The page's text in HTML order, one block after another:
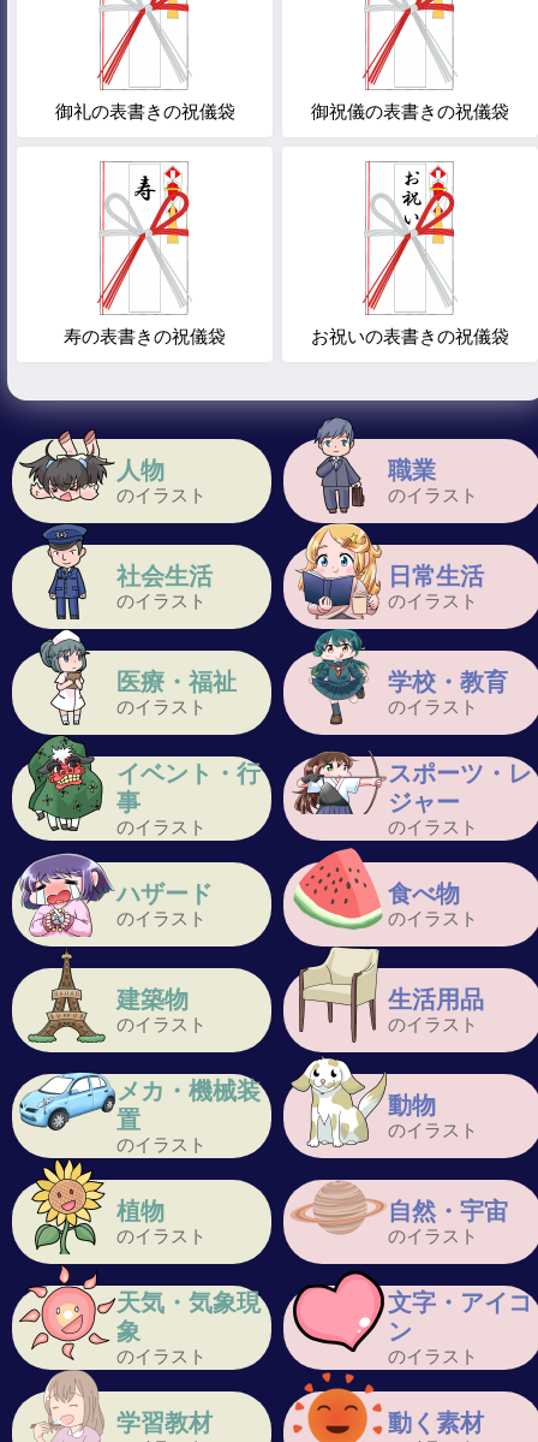
人物
のイラスト
職業
のイラスト
社会生活
のイラスト
日常生活
のイラスト
医療・福祉
のイラスト
学校・教育
のイラスト
イベント・行
事
のイラスト
スポーツ・レ
ジャー
のイラスト
ハザード
のイラスト
食べ物
のイラスト
建築物
のイラスト
生活用品
のイラスト
メカ・機械装
置
のイラスト
動物
のイラスト
植物
のイラスト
自然・宇宙
のイラスト
天気・気象現
象
のイラスト
文字・アイコ
ン
のイラスト
学習教材 動く素材
御礼の表書きの祝儀袋 御祝儀の表書きの祝儀袋
寿の表書きの祝儀袋 お祝いの表書きの祝儀袋